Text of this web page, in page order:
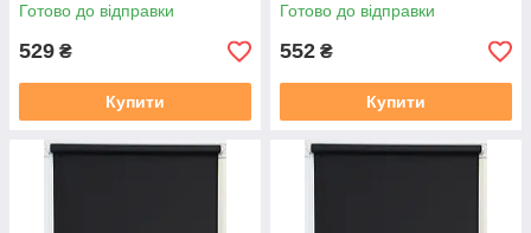
Готово до відправки
529 ₴
Купити
Готово до відправки
552 ₴
Купити